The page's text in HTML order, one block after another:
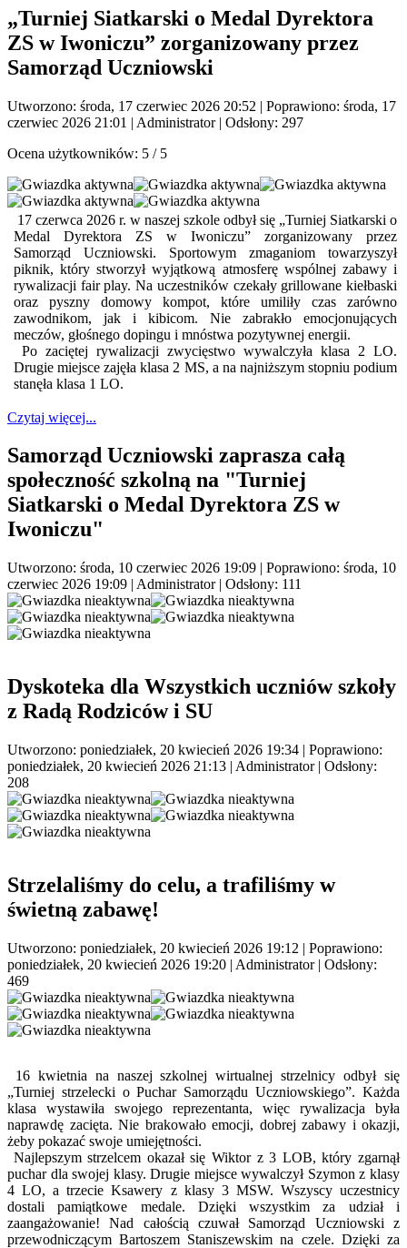
„Turniej Siatkarski o Medal Dyrektora
ZS w Iwoniczu” zorganizowany przez
Samorząd Uczniowski
Utworzono: środa, 17 czerwiec 2026 20:52 | Poprawiono: środa, 17
czerwiec 2026 21:01 | Administrator| Odsłony: 297
Ocena użytkowników: 5 / 5
17 czerwca 2026 r. w naszej szkole odbył się „Turniej Siatkarski o
Medal Dyrektora ZS w Iwoniczu” zorganizowany przez
Samorząd Uczniowski. Sportowym zmaganiom towarzyszył
piknik, który stworzył wyjątkową atmosferę wspólnej zabawy i
rywalizacji fair play. Na uczestników czekały grillowane kiełbaski
oraz pyszny domowy kompot, które umiliły czas zarówno
zawodnikom, jak i kibicom. Nie zabrakło emocjonujących
meczów, głośnego dopingu i mnóstwa pozytywnej energii.
Po zaciętej rywalizacji zwycięstwo wywalczyła klasa 2 LO.
Drugie miejsce zajęła klasa 2 MS, a na najniższym stopniu podium
stanęła klasa 1 LO.
Czytaj więcej...
Samorząd Uczniowski zaprasza całą
społeczność szkolną na "Turniej
Siatkarski o Medal Dyrektora ZS w
Iwoniczu"
Utworzono: środa, 10 czerwiec 2026 19:09 | Poprawiono: środa, 10
czerwiec 2026 19:09 | Administrator| Odsłony: 111
Dyskoteka dla Wszystkich uczniów szkoły
z Radą Rodziców i SU
Utworzono: poniedziałek, 20 kwiecień 2026 19:34 | Poprawiono:
poniedziałek, 20 kwiecień 2026 21:13 | Administrator| Odsłony:
208
Strzelaliśmy do celu, a trafiliśmy w
świetną zabawę!
Utworzono: poniedziałek, 20 kwiecień 2026 19:12 | Poprawiono:
poniedziałek, 20 kwiecień 2026 19:20 | Administrator| Odsłony:
469
16 kwietnia na naszej szkolnej wirtualnej strzelnicy odbył się
„Turniej strzelecki o Puchar Samorządu Uczniowskiego”. Każda
klasa wystawiła swojego reprezentanta, więc rywalizacja była
naprawdę zacięta. Nie brakowało emocji, dobrej zabawy i okazji,
żeby pokazać swoje umiejętności.
Najlepszym strzelcem okazał się Wiktor z 3 LOB, który zgarnął
puchar dla swojej klasy. Drugie miejsce wywalczył Szymon z klasy
4 LO, a trzecie Ksawery z klasy 3 MSW. Wszyscy uczestnicy
dostali pamiątkowe medale. Dzięki wszystkim za udział i
zaangażowanie! Nad całością czuwał Samorząd Uczniowski z
przewodniczącym Bartoszem Staniszewskim na czele. Dzięki za